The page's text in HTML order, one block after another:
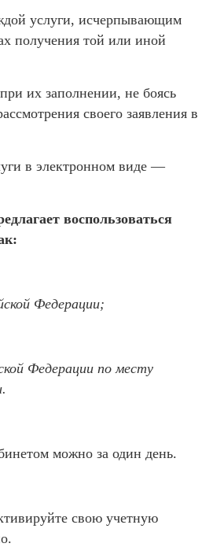
услуги, исчерпывающим
получения той или иной
их заполнении, не боясь
своего заявления в
в электронном виде —
воспользоваться
Федерации;
Федерации по месту
можно за один день.
свою учетную